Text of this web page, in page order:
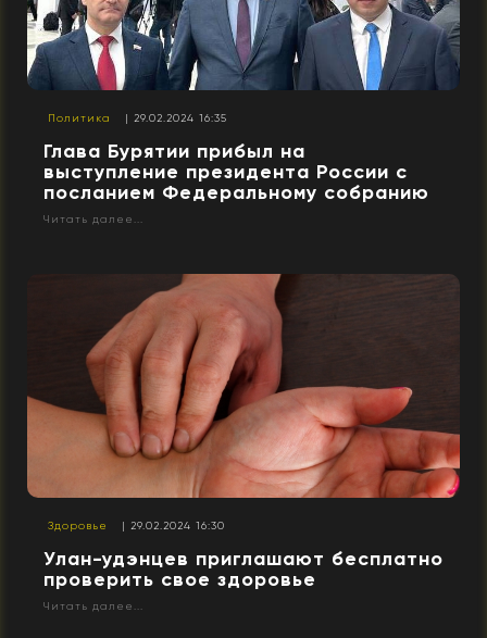
Политика | 29.02.2024 16:35
Глава Бурятии прибыл на
выступление президента России с
посланием Федеральному собранию
Читать далее...
Здоровье | 29.02.2024 16:30
Улан-удэнцев приглашают бесплатно
проверить свое здоровье
Читать далее...